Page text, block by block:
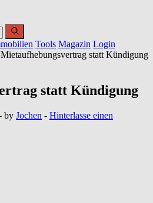
Tools Magazin Login
Mietaufhebungsvertrag statt Kündigung
statt Kündigung
by Jochen - Hinterlasse einen